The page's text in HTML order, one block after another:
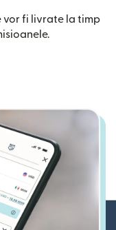
vor fi livrate la timp